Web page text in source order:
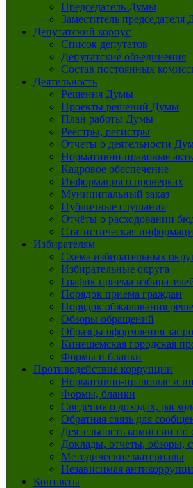
Председатель Думы
Заместитель председателя
Депутатский корпус
Список депутатов
Депутатские объединения
Состав постоянных
Деятельность
Решения Думы
Проекты решений Думы
План работы Думы
Реестры, регистры
Отчеты о деятельности
Нормативно-правовые
Кадровое обеспечение
Информация о проверках
Муниципальный заказ
Публичные слушания
Отчёты о расходовании
Статистическая
Избирателям
Схема избирательных
Избирательные округа
График приема
Порядок приема граждан
Порядок обжалования
Обзоры обращений
Образцы оформления
Кинешемская городская
Формы и бланки
Противодействие коррупции
Нормативно-правовые и
Формы, бланки
Сведения о доходах,
Обратная связь для
Деятельность комиссии
Доклады, отчеты, обзоры,
Методические материалы
Независимая
Контакты